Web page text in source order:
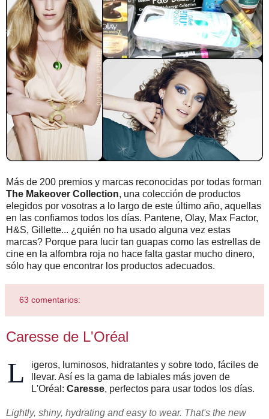
Más de 200 premios y marcas reconocidas por todas forman
The Makeover Collection, una colección de productos
elegidos por vosotras a lo largo de este último año, aquellas
en las confiamos todos los días. Pantene, Olay, Max Factor,
H&S, Gillette... ¿quién no ha usado alguna vez estas
marcas? Porque para lucir tan guapas como las estrellas de
cine en la alfombra roja no hace falta gastar mucho dinero,
sólo hay que encontrar los productos adecuados.
63 comentarios:
Caresse de L'Oréal
L
igeros, luminosos, hidratantes y sobre todo, fáciles de
llevar. Así es la gama de labiales más joven de
L'Oréal: Caresse, perfectos para usar todos los días.
Lightly, shiny, hydrating and easy to wear. That's the new